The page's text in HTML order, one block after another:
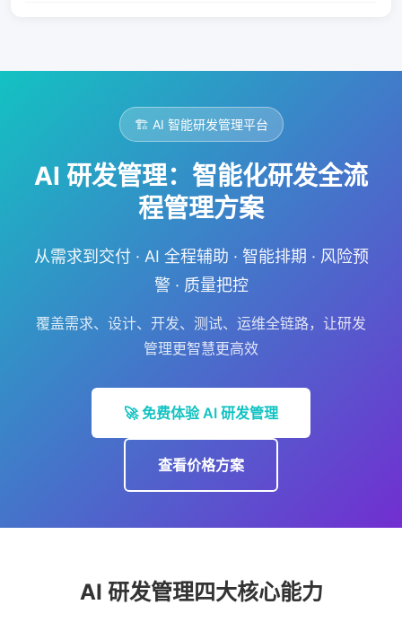
🏗️ AI 智能研发管理平台
AI 研发管理：智能化研发全流
程管理方案
从需求到交付 · AI 全程辅助 · 智能排期 · 风险预
警 · 质量把控
覆盖需求、设计、开发、测试、运维全链路，让研发
管理更智慧更高效
🚀 免费体验 AI 研发管理
查看价格方案
AI 研发管理四大核心能力